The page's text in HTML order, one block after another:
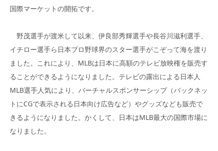
国際マーケットの開拓です。
野茂選手が渡米して以来、伊良部秀輝選手や長谷川滋利選手、
イチロー選手ら日本プロ野球界のスター選手がこぞって海を渡り
ました。これにより、MLBは日本に高額のテレビ放映権を販売す
ることができるようになりました。テレビの露出による日本人
MLB選手人気により、バーチャルスポンサーシップ（バックネッ
トにCGで表示される日本向け広告など）やグッズなども販売で
きるようになりました。かくして、日本はMLB最大の国際市場に
なりました。